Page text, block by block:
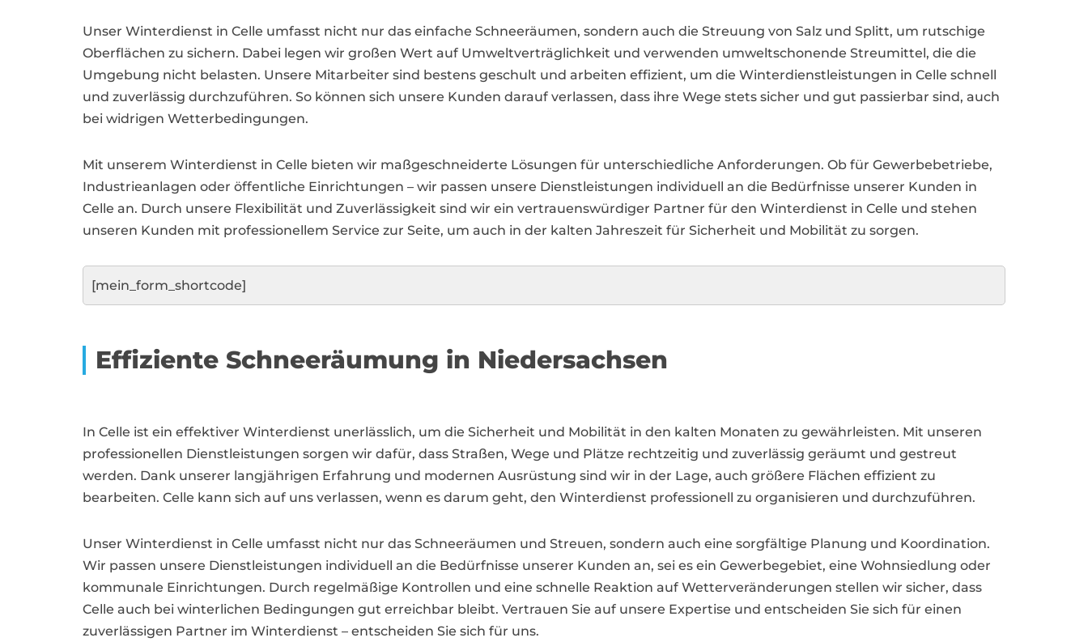
Unser Winterdienst in Celle umfasst nicht nur das einfache Schneeräumen, sondern auch die Streuung von Salz und Splitt, um rutschige
Oberflächen zu sichern. Dabei legen wir großen Wert auf Umweltverträglichkeit und verwenden umweltschonende Streumittel, die die
Umgebung nicht belasten. Unsere Mitarbeiter sind bestens geschult und arbeiten effizient, um die Winterdienstleistungen in Celle schnell
und zuverlässig durchzuführen. So können sich unsere Kunden darauf verlassen, dass ihre Wege stets sicher und gut passierbar sind, auch
bei widrigen Wetterbedingungen.
Mit unserem Winterdienst in Celle bieten wir maßgeschneiderte Lösungen für unterschiedliche Anforderungen. Ob für Gewerbebetriebe,
Industrieanlagen oder öffentliche Einrichtungen – wir passen unsere Dienstleistungen individuell an die Bedürfnisse unserer Kunden in
Celle an. Durch unsere Flexibilität und Zuverlässigkeit sind wir ein vertrauenswürdiger Partner für den Winterdienst in Celle und stehen
unseren Kunden mit professionellem Service zur Seite, um auch in der kalten Jahreszeit für Sicherheit und Mobilität zu sorgen.
[mein_form_shortcode]
Effiziente Schneeräumung in Niedersachsen
In Celle ist ein effektiver Winterdienst unerlässlich, um die Sicherheit und Mobilität in den kalten Monaten zu gewährleisten. Mit unseren
professionellen Dienstleistungen sorgen wir dafür, dass Straßen, Wege und Plätze rechtzeitig und zuverlässig geräumt und gestreut
werden. Dank unserer langjährigen Erfahrung und modernen Ausrüstung sind wir in der Lage, auch größere Flächen effizient zu
bearbeiten. Celle kann sich auf uns verlassen, wenn es darum geht, den Winterdienst professionell zu organisieren und durchzuführen.
Unser Winterdienst in Celle umfasst nicht nur das Schneeräumen und Streuen, sondern auch eine sorgfältige Planung und Koordination.
Wir passen unsere Dienstleistungen individuell an die Bedürfnisse unserer Kunden an, sei es ein Gewerbegebiet, eine Wohnsiedlung oder
kommunale Einrichtungen. Durch regelmäßige Kontrollen und eine schnelle Reaktion auf Wetterveränderungen stellen wir sicher, dass
Celle auch bei winterlichen Bedingungen gut erreichbar bleibt. Vertrauen Sie auf unsere Expertise und entscheiden Sie sich für einen
zuverlässigen Partner im Winterdienst – entscheiden Sie sich für uns.